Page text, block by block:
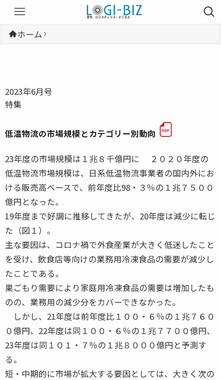
ホーム
2023年6月号
特集
低温物流の市場規模とカテゴリー別動向
23年度の市場規模は１兆８千億円に ２０２０年度の
低温物流市場規模は、日系低温物流事業者の国内外にお
ける販売高ベースで、前年度比98・３％の１兆７５００
億円となった。
19年度まで好調に推移してきたが、20年度は減少に転じ
た（図１）。
主な要因は、コロナ禍で外食産業が大きく低迷したこと
を受け、飲食店等向けの業務用冷凍食品の需要が減少し
たことである。
巣ごもり需要により家庭用冷凍食品の需要は増加したも
のの、業務用の減少分をカバーできなかった。
しかし、21年度は前年度比１００・６％の１兆７６０
０億円、22年度は同１００・６％の１兆７７００億円、
23年度は同１０１・７％の１兆８０００億円と予測す
る。
短・中期的に市場が拡大する要因としては、大きく次の